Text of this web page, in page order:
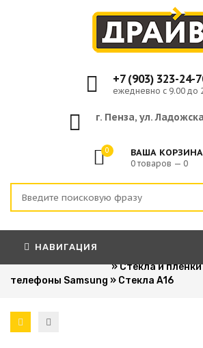
+7 (903) 323-24-
ежедневно с 9.00 до
г. Пенза, ул.
0 ВАША КОРЗИНА
0 товаров — 0
НАВИГАЦИЯ
Для
»Стекла и пленки
телефоны Samsung » Стекла A16